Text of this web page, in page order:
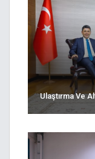
Ulaştırma Ve